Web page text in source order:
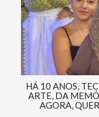
HÁ 10 ANOS,
ARTE, DA
AGORA,